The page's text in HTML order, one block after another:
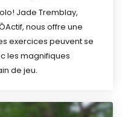
Jade Tremblay,
nous offre une
exercices peuvent se
les magnifiques
de jeu.